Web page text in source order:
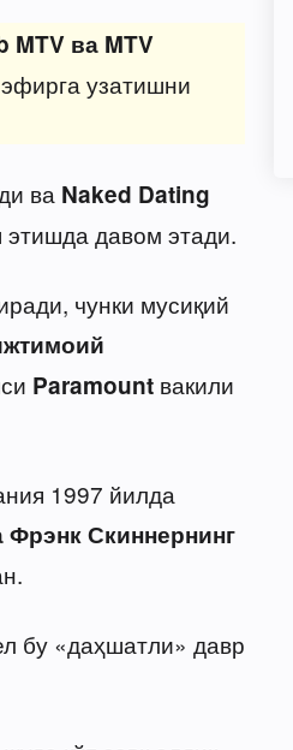
MTV ва MTV
узатишни
ва Naked Dating
давом этади.
чунки мусиқий
Paramountвакили
1997 йилда
Скиннернинг
бу «даҳшатли» давр